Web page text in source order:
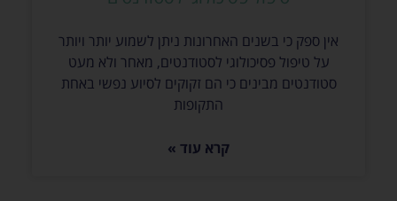
אין ספק כי בשנים האחרונות ניתן לשמוע יותר ויותר
על טיפול פסיכולוגי לסטודנטים, מאחר ולא מעט
סטודנטים מבינים כי הם זקוקים לסיוע נפשי באחת
התקופות
קרא עוד »